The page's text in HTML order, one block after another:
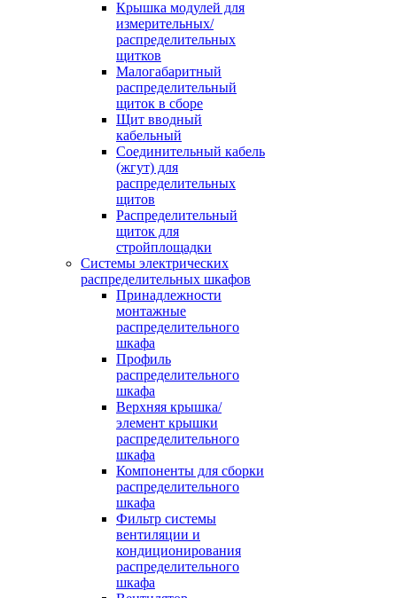
Крышка модулей для
измерительных/
распределительных
щитков
Малогабаритный
распределительный
щиток в сборе
Щит вводный
кабельный
Соединительный кабель
(жгут) для
распределительных
щитов
Распределительный
щиток для
стройплощадки
Системы электрических
распределительных шкафов
Принадлежности
монтажные
распределительного
шкафа
Профиль
распределительного
шкафа
Верхняя крышка/
элемент крышки
распределительного
шкафа
Компоненты для сборки
распределительного
шкафа
Фильтр системы
вентиляции и
кондиционирования
распределительного
шкафа